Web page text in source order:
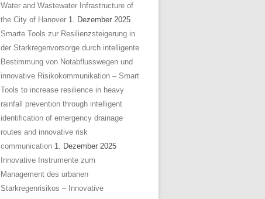
Water and Wastewater Infrastructure of
the City of Hanover 1. Dezember 2025
Smarte Tools zur Resilienzsteigerung in
der Starkregenvorsorge durch intelligente
Bestimmung von Notabflusswegen und
innovative Risikokommunikation – Smart
Tools to increase resilience in heavy
rainfall prevention through intelligent
identification of emergency drainage
routes and innovative risk
communication 1. Dezember 2025
Innovative Instrumente zum
Management des urbanen
Starkregenrisikos – Innovative